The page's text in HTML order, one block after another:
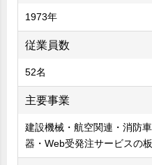
1973年
従業員数
52名
主要事業
建設機械・航空関連・消防
器・Web受発注サービスの